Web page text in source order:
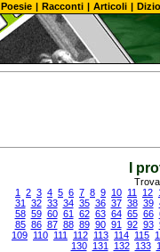
Poesie | Racconti | Articoli |
I
1
2 3 4 5 6 7 8 9 10 11 12
31
32 33 34 35 36 37 38 39
58 59 60 61 62 63 64 65 66
85 86 87 88 89 90 91 92 93
109 110 111 112 113 114 115
130
131 132 133